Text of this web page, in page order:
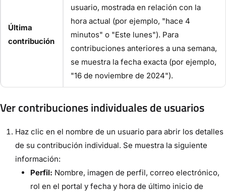
Última
contribución
usuario, mostrada en relación con la
hora actual (por ejemplo, "hace 4
minutos" o "Este lunes"). Para
contribuciones anteriores a una semana,
se muestra la fecha exacta (por ejemplo,
"16 de noviembre de 2024").
Ver contribuciones individuales de usuarios
Haz clic en el nombre de un usuario para abrir los detalles
de su contribución individual. Se muestra la siguiente
información:
Perfil: Nombre, imagen de perfil, correo electrónico,
rol en el portal y fecha y hora de último inicio de